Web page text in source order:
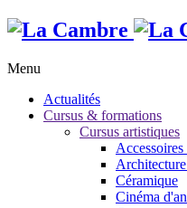
Menu
Actualités
Cursus & formations
Cursus artistiques
Céramique
Cinéma